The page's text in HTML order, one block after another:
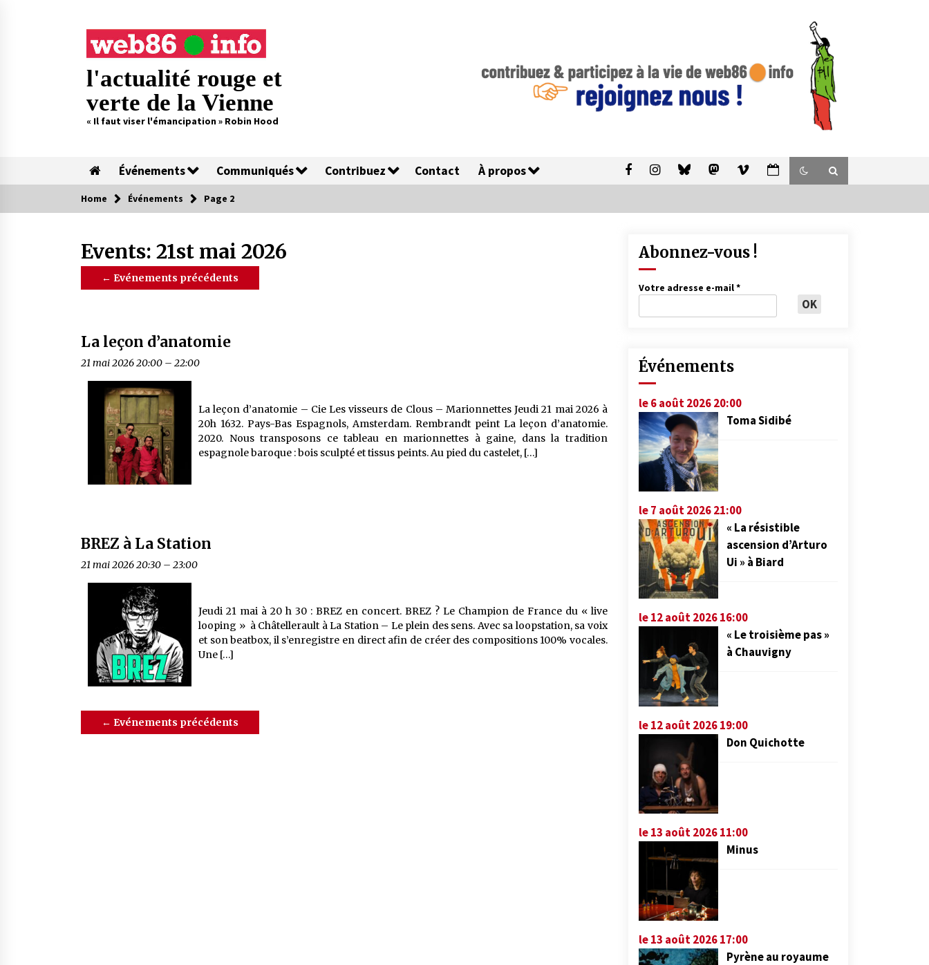
l'actualité rouge et
verte de la Vienne
« Il faut viser l'émancipation » Robin Hood
Événements Communiqués Contribuez Contact À propos
Home Événements Page 2
Events: 21st mai 2026
← Evénements précédents
La leçon d’anatomie
21 mai 2026 20:00 – 22:00
La leçon d’anatomie – Cie Les visseurs de Clous – Marionnettes Jeudi 21 mai 2026 à
20h 1632. Pays-Bas Espagnols, Amsterdam. Rembrandt peint La leçon d’anatomie.
2020. Nous transposons ce tableau en marionnettes à gaine, dans la tradition
espagnole baroque : bois sculpté et tissus peints. Au pied du castelet, […]
BREZ à La Station
21 mai 2026 20:30 – 23:00
Jeudi 21 mai à 20 h 30 : BREZ en concert. BREZ ? Le Champion de France du « live
looping » à Châtellerault à La Station – Le plein des sens. Avec sa loopstation, sa voix
et son beatbox, il s’enregistre en direct afin de créer des compositions 100% vocales.
Une […]
← Evénements précédents
Abonnez-vous !
Votre adresse e-mail*
Événements
le 6 août 2026 20:00
Toma Sidibé
le 7 août 2026 21:00
« La résistible
ascension d’Arturo
Ui » à Biard
le 12 août 2026 16:00
« Le troisième pas »
à Chauvigny
le 12 août 2026 19:00
Don Quichotte
le 13 août 2026 11:00
Minus
le 13 août 2026 17:00
Pyrène au royaume